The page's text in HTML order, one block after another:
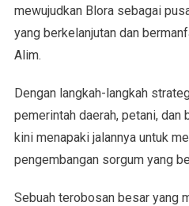
mewujudkan Blora sebagai
yang berkelanjutan dan
Alim.
Dengan langkah-langkah
pemerintah daerah, petani, dan
kini menapaki jalannya untuk
pengembangan sorgum yang
Sebuah terobosan besar yang